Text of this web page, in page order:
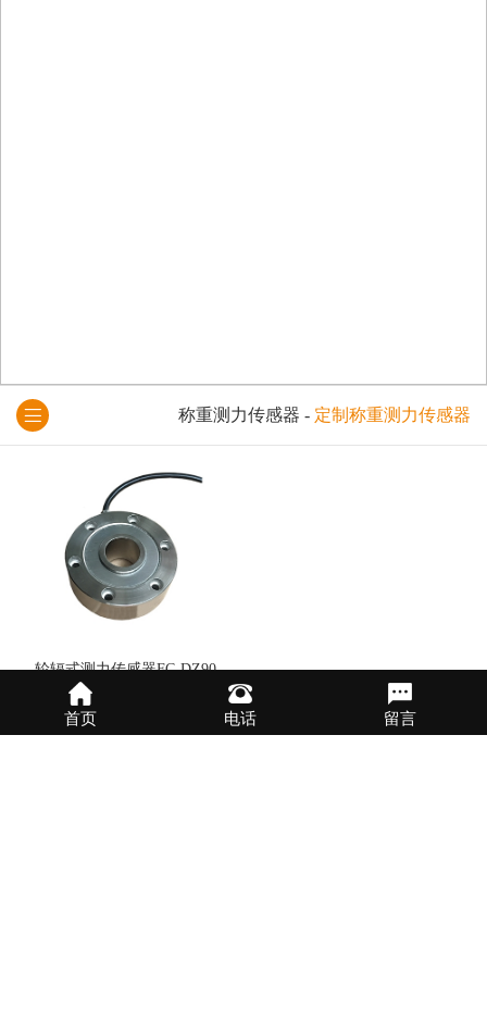
称重测力传感器 - 定制称重测力传感器
轮辐式测力传感器FC-DZ90
首页 电话 留言